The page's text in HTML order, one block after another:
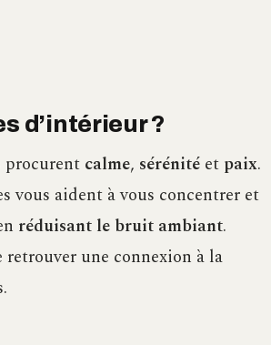
d’intérieur ?
procurent calme, sérénité et paix.
vous aident à vous concentrer et
réduisant le bruit ambiant.
une connexion à la